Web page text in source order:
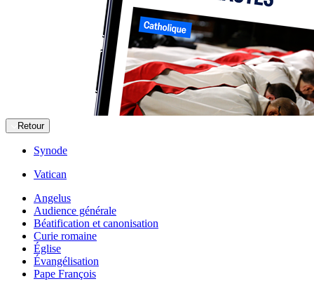
Retour
Synode
Vatican
Angelus
Audience générale
Béatification et canonisation
Curie romaine
Église
Évangélisation
Pape François